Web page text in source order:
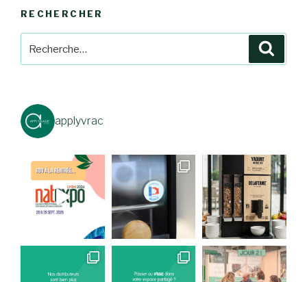
RECHERCHER
pour
applyvrac